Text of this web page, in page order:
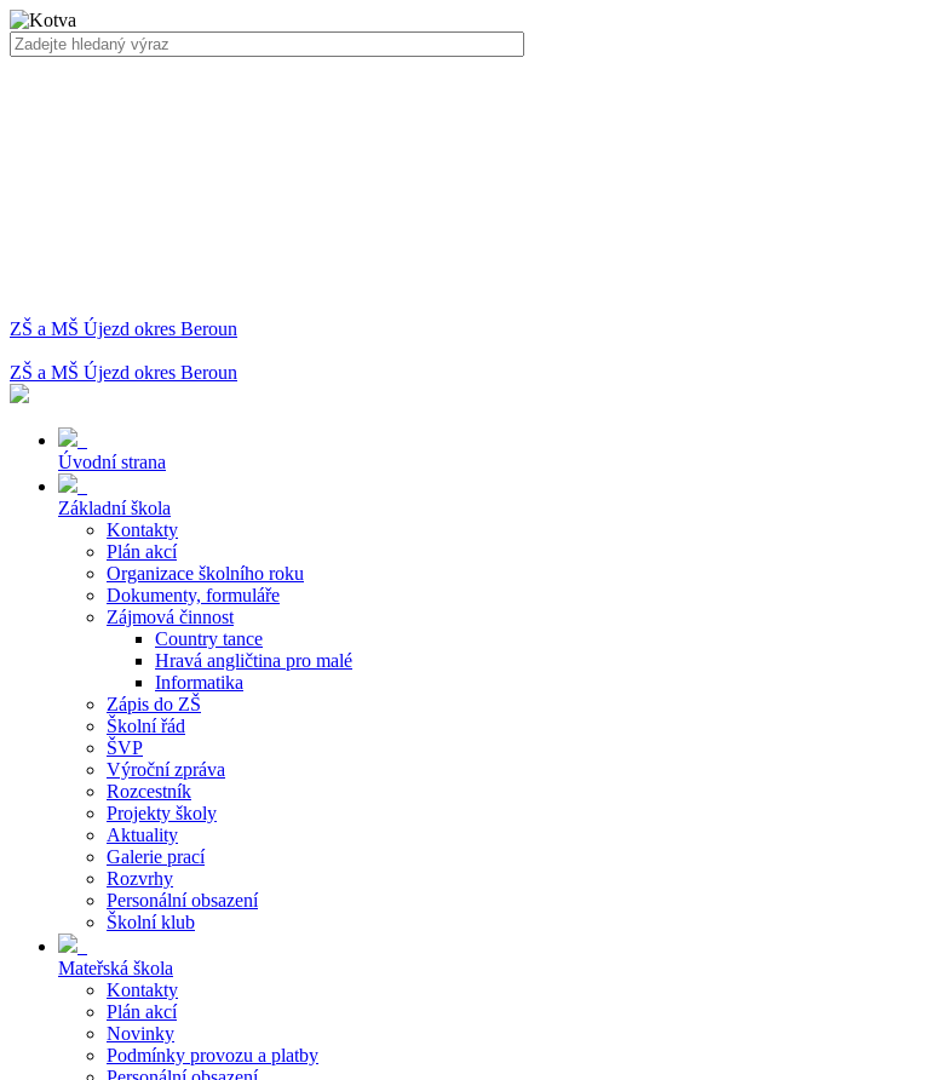
ZŠ a MŠ Újezd okres Beroun
ZŠ a MŠ Újezd okres Beroun
Úvodní strana
Základní škola
Kontakty
Plán akcí
Organizace školního roku
Dokumenty, formuláře
Zájmová činnost
Country tance
Hravá angličtina pro malé
Informatika
Zápis do ZŠ
Školní řád
ŠVP
Výroční zpráva
Rozcestník
Projekty školy
Aktuality
Galerie prací
Rozvrhy
Personální obsazení
Školní klub
Mateřská škola
Kontakty
Plán akcí
Novinky
Podmínky provozu a platby